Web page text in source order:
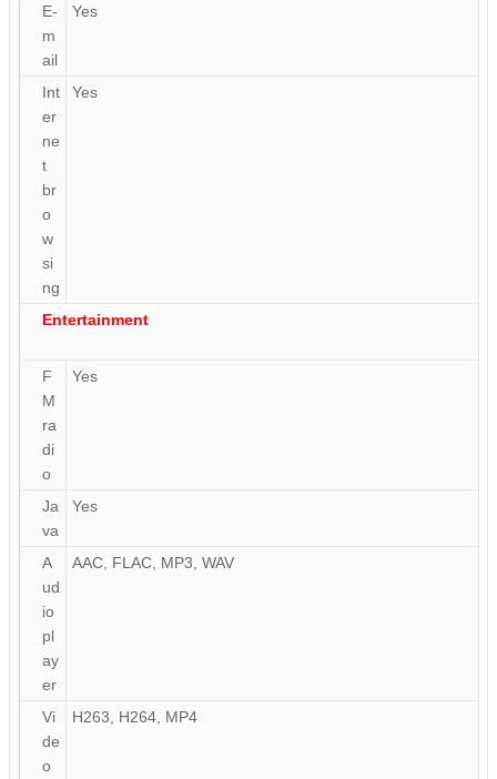
E-
m
ail
Yes
Int
er
ne
t
br
o
w
si
ng
Yes
Entertainment
F
M
ra
di
o
Yes
Ja
va
Yes
A
ud
io
pl
ay
er
AAC, FLAC, MP3, WAV
Vi
de
o
H263, H264, MP4